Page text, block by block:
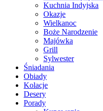
Kuchnia Indyjska
Okazje
Wielkanoc
Boże Narodzenie
Majówka
Grill
Sylwester
Śniadania
Obiady
Kolacje
Desery
Porady